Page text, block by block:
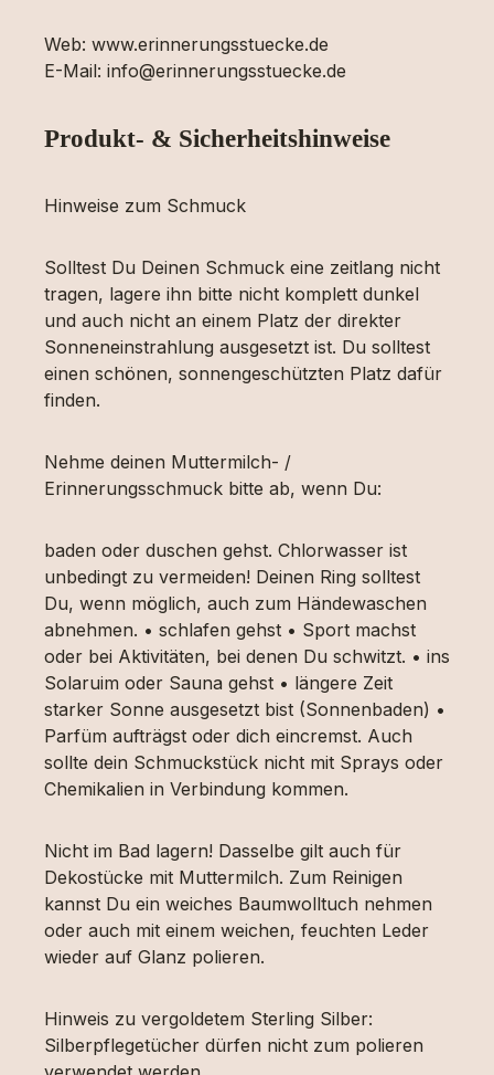
Web: www.erinnerungsstuecke.de
E-Mail: info@erinnerungsstuecke.de
Produkt- & Sicherheitshinweise
Hinweise zum Schmuck
Solltest Du Deinen Schmuck eine zeitlang nicht
tragen, lagere ihn bitte nicht komplett dunkel
und auch nicht an einem Platz der direkter
Sonneneinstrahlung ausgesetzt ist. Du solltest
einen schönen, sonnengeschützten Platz dafür
finden.
Nehme deinen Muttermilch- /
Erinnerungsschmuck bitte ab, wenn Du:
baden oder duschen gehst. Chlorwasser ist
unbedingt zu vermeiden! Deinen Ring solltest
Du, wenn möglich, auch zum Händewaschen
abnehmen. • schlafen gehst • Sport machst
oder bei Aktivitäten, bei denen Du schwitzt. • ins
Solaruim oder Sauna gehst • längere Zeit
starker Sonne ausgesetzt bist (Sonnenbaden) •
Parfüm aufträgst oder dich eincremst. Auch
sollte dein Schmuckstück nicht mit Sprays oder
Chemikalien in Verbindung kommen.
Nicht im Bad lagern! Dasselbe gilt auch für
Dekostücke mit Muttermilch. Zum Reinigen
kannst Du ein weiches Baumwolltuch nehmen
oder auch mit einem weichen, feuchten Leder
wieder auf Glanz polieren.
Hinweis zu vergoldetem Sterling Silber:
Silberpflegetücher dürfen nicht zum polieren